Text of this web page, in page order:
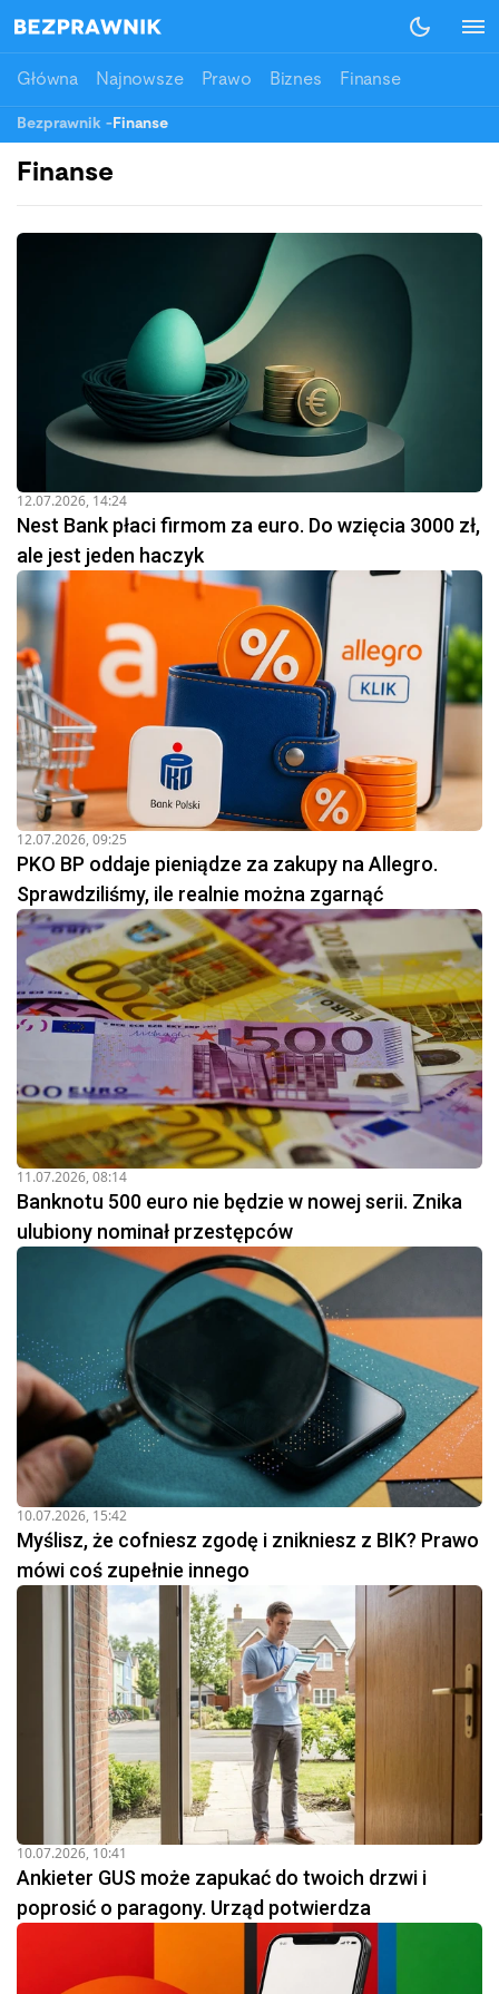
Główna Najnowsze Prawo Biznes Finanse
Bezprawnik - Finanse
Finanse
12.07.2026, 14:24
Nest Bank płaci firmom za euro. Do wzięcia 3000 zł,
ale jest jeden haczyk
12.07.2026, 09:25
PKO BP oddaje pieniądze za zakupy na Allegro.
Sprawdziliśmy, ile realnie można zgarnąć
11.07.2026, 08:14
Banknotu 500 euro nie będzie w nowej serii. Znika
ulubiony nominał przestępców
10.07.2026, 15:42
Myślisz, że cofniesz zgodę i znikniesz z BIK? Prawo
mówi coś zupełnie innego
10.07.2026, 10:41
Ankieter GUS może zapukać do twoich drzwi i
poprosić o paragony. Urząd potwierdza